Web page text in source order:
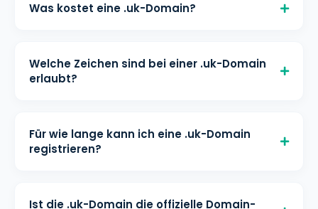
Was kostet eine .uk-Domain?
für die Registrierung, € 1,08/Monat für
die Verlängerung und € 1,08/Monat für
und WHOIS-Schutz.
Welche Zeichen sind bei einer .uk-Domain
erlaubt?
Länge: 63 Zeichen Erlaubte Zeichen: a-
z 0-9 (The first or last Characters of a
Für wie lange kann ich eine .uk-Domain
registrieren?
registriert werden. Sie können sie vor
Ist die .uk-Domain die offizielle Domain-